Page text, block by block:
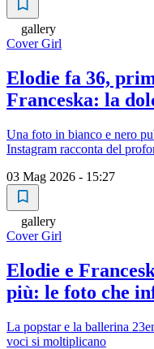
gallery
Cover Girl
Elodie fa 36,
Franceska: la
Una foto in bianco e nero
Instagram racconta del
03 Mag 2026 - 15:27
gallery
Cover Girl
Elodie e
più: le foto che
La popstar e la ballerina
voci si moltiplicano